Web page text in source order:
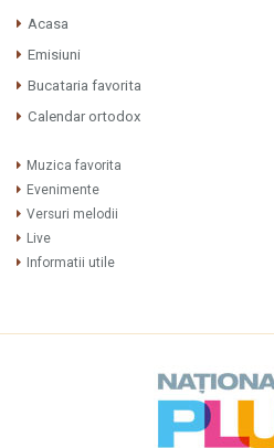
Acasa
Emisiuni
Bucataria favorita
Calendar ortodox
Muzica favorita
Evenimente
Versuri melodii
Live
Informatii utile